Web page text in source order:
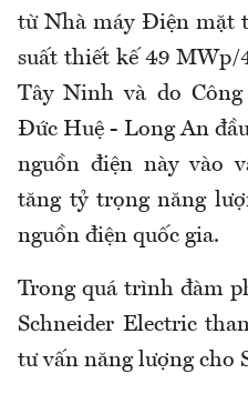
từ Nhà máy Điện mặt
suất thiết kế 49
Tây Ninh và do
Đức Huệ - Long An
nguồn điện này vào
tăng tỷ trọng năng
nguồn điện quốc gia.
Trong quá trình đàm
Schneider Electric
tư vấn năng lượng cho